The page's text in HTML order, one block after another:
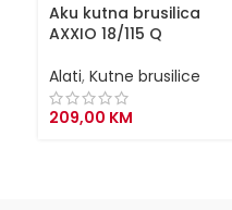
Aku kutna brusilica
AXXIO 18/115 Q
Alati, Kutne brusilice
209,00 KM